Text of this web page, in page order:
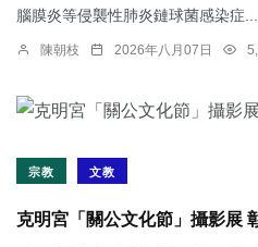
腦膜炎等侵襲性肺炎鏈球菌感染症...
陳朝枝 2026年八月07日
宗教 文教
克明宮「關公文化節」攝影展